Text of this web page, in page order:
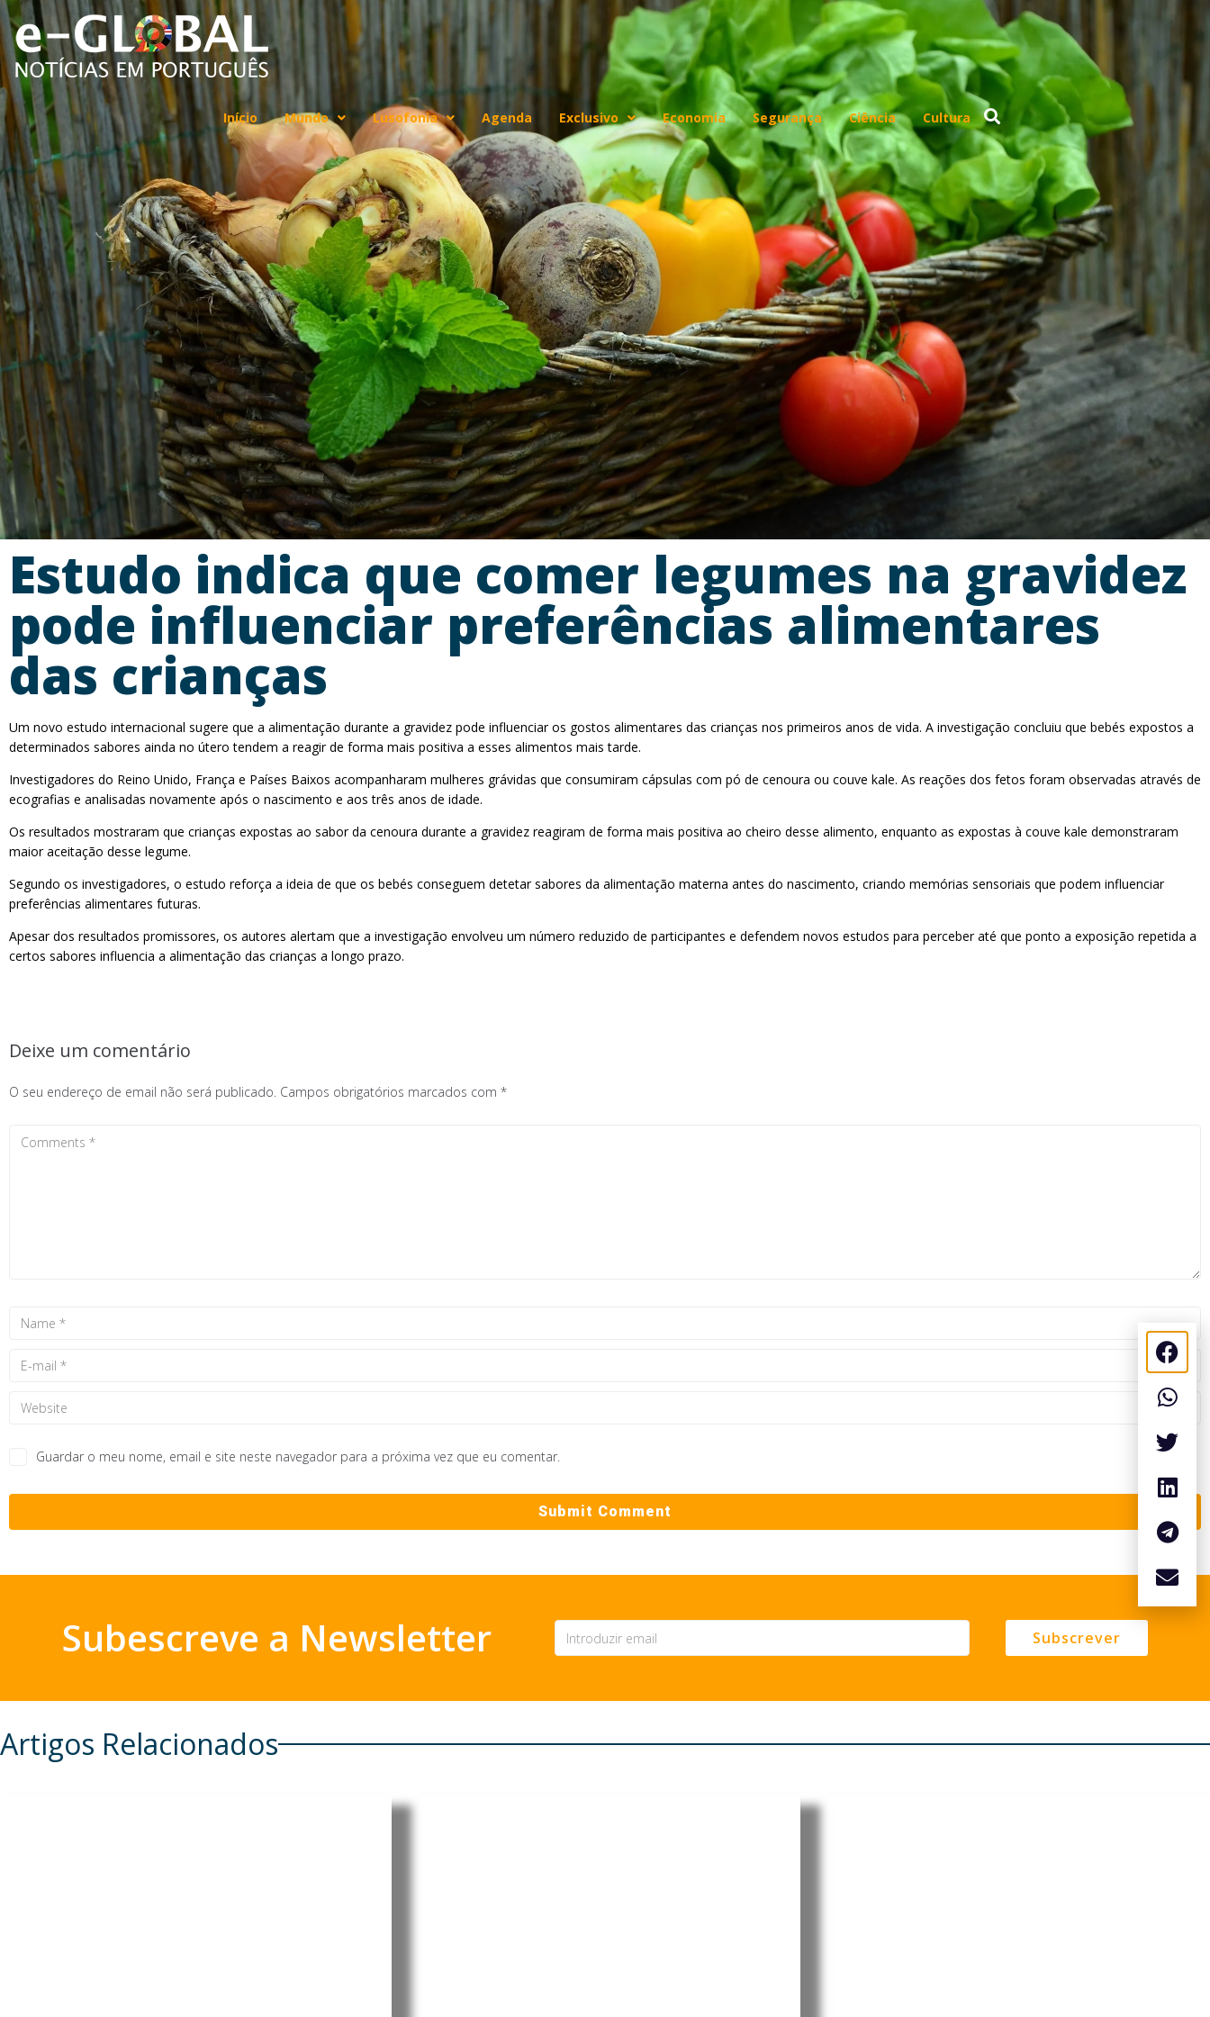
Início Mundo Lusofonia Agenda Exclusivo Economia Segurança Ciência Cultura
Estudo indica que comer legumes na gravidez
pode influenciar preferências alimentares
das crianças
Um novo estudo internacional sugere que a alimentação durante a gravidez pode influenciar os gostos alimentares das crianças nos primeiros anos de vida. A investigação concluiu que bebés expostos a
determinados sabores ainda no útero tendem a reagir de forma mais positiva a esses alimentos mais tarde.
Investigadores do Reino Unido, França e Países Baixos acompanharam mulheres grávidas que consumiram cápsulas com pó de cenoura ou couve kale. As reações dos fetos foram observadas através de
ecografias e analisadas novamente após o nascimento e aos três anos de idade.
Os resultados mostraram que crianças expostas ao sabor da cenoura durante a gravidez reagiram de forma mais positiva ao cheiro desse alimento, enquanto as expostas à couve kale demonstraram
maior aceitação desse legume.
Segundo os investigadores, o estudo reforça a ideia de que os bebés conseguem detetar sabores da alimentação materna antes do nascimento, criando memórias sensoriais que podem influenciar
preferências alimentares futuras.
Apesar dos resultados promissores, os autores alertam que a investigação envolveu um número reduzido de participantes e defendem novos estudos para perceber até que ponto a exposição repetida a
certos sabores influencia a alimentação das crianças a longo prazo.
Deixe um comentário
O seu endereço de email não será publicado. Campos obrigatórios marcados com *
Guardar o meu nome, email e site neste navegador para a próxima vez que eu comentar.
Subescreve a Newsletter Subscrever
Artigos Relacionados